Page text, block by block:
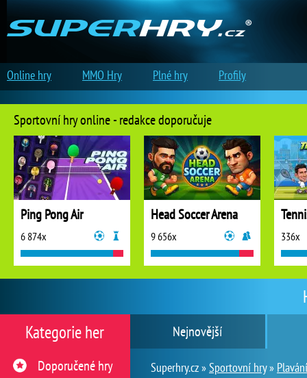
Nejnovější
Superhry.cz »Sportovní hry» Plavání
Kategorie her
Doporučené hry
Sportovní hry online - redakce doporučuje
Ping Pong Air
6 874x
Head Soccer Arena
9 656x 336x
Online hry MMO Hry Plné hry Profily